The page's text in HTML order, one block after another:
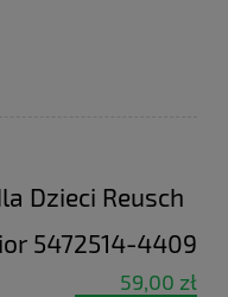
Dzieci Reusch
5472514-4409
59,00 zł